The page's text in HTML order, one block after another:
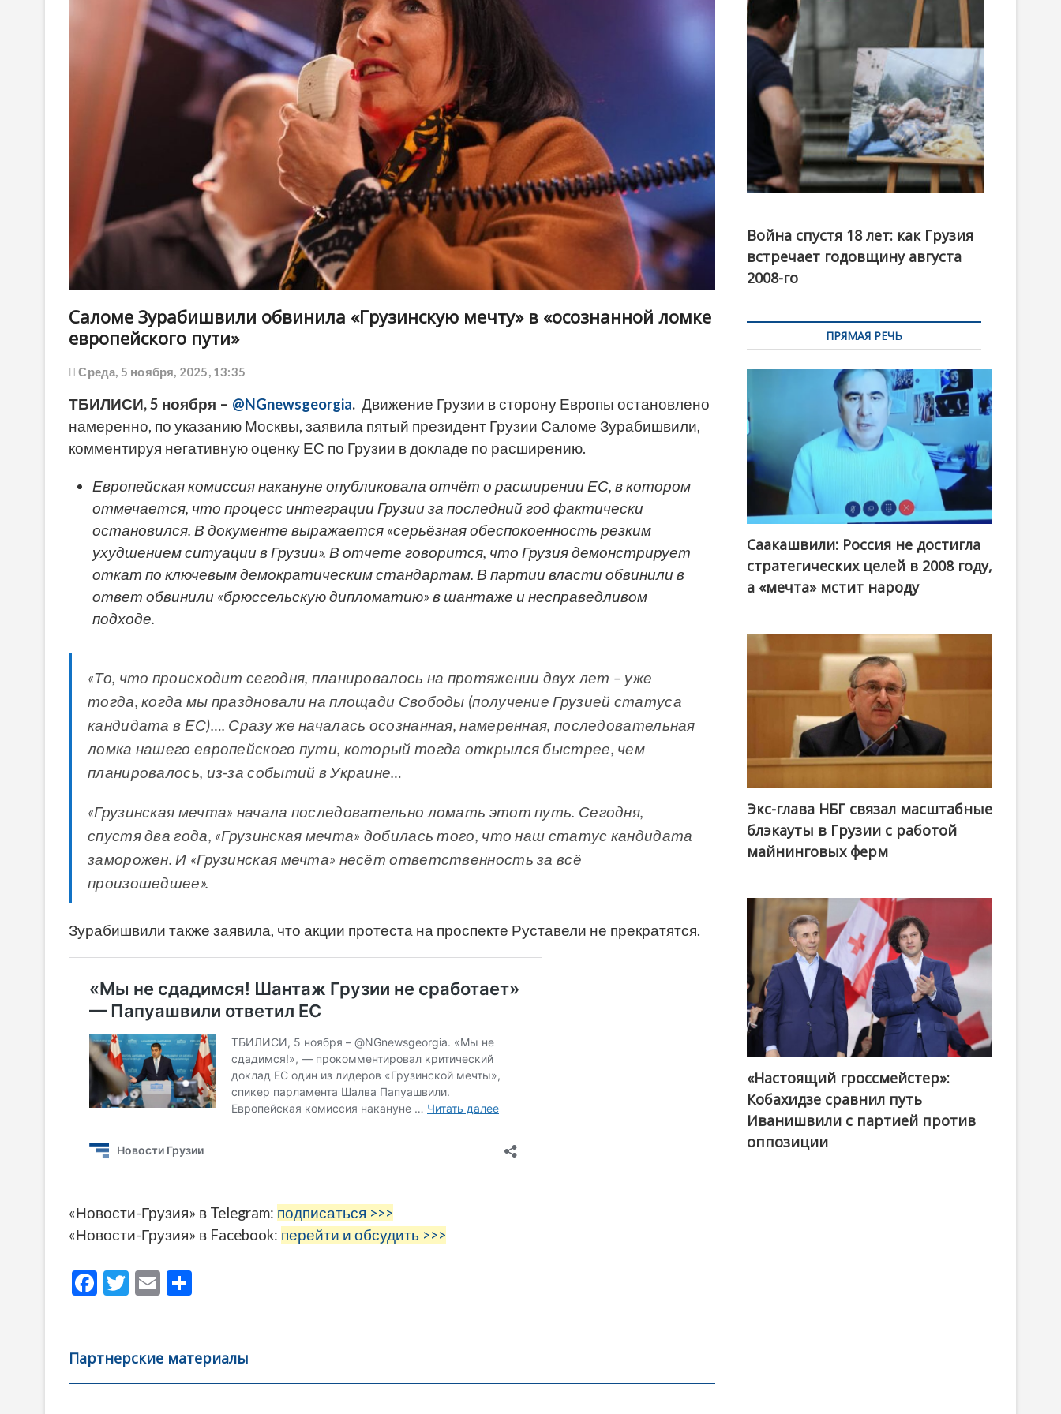
o
n
Саломе Зурабишвили обвинила «Грузинскую мечту» в «осознанной ломке
европейского пути»
Среда, 5 ноября, 2025, 13:35
ТБИЛИСИ, 5 ноября – @NGnewsgeorgia. Движение Грузии в сторону Европы остановлено
намеренно, по указанию Москвы, заявила пятый президент Грузии Саломе Зурабишвили,
комментируя негативную оценку ЕС по Грузии в докладе по расширению.
Европейская комиссия накануне опубликовала отчёт о расширении ЕС, в котором
отмечается, что процесс интеграции Грузии за последний год фактически
остановился. В документе выражается «серьёзная обеспокоенность резким
ухудшением ситуации в Грузии». В отчете говорится, что Грузия демонстрирует
откат по ключевым демократическим стандартам. В партии власти обвинили в
ответ обвинили «брюссельскую дипломатию» в шантаже и несправедливом
подходе.
«То, что происходит сегодня, планировалось на протяжении двух лет – уже
тогда, когда мы праздновали на площади Свободы (получение Грузией статуса
кандидата в ЕС)…. Сразу же началась осознанная, намеренная, последовательная
ломка нашего европейского пути, который тогда открылся быстрее, чем
планировалось, из-за событий в Украине…
«Грузинская мечта» начала последовательно ломать этот путь. Сегодня,
спустя два года, «Грузинская мечта» добилась того, что наш статус кандидата
заморожен. И «Грузинская мечта» несёт ответственность за всё
произошедшее».
Зурабишвили также заявила, что акции протеста на проспекте Руставели не прекратятся.
«Новости-Грузия» в Telegram: подписаться >>>
«Новости-Грузия» в Facebook: перейти и обсудить >>>
F
b
o
T
er
E
l
а
в
Партнерские материалы
канал
Война спустя 18 лет: как Грузия
встречает годовщину августа
2008-го
ПРЯМАЯ РЕЧЬ
Саакашвили: Россия не достигла
стратегических целей в 2008 году,
а «мечта» мстит народу
Экс-глава НБГ связал масштабные
блэкауты в Грузии с работой
майнинговых ферм
@ქართული ოცნება / Georgian Dream
«Настоящий гроссмейстер»:
Кобахидзе сравнил путь
Иванишвили с партией против
оппозиции